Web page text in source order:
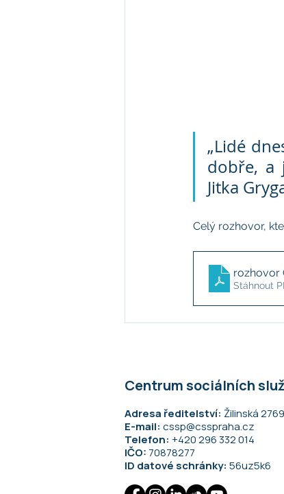
„Lidé
dobře, a
Jitka
Celý rozhovor,
rozhovor
Stáhnout
Centrum sociálních
Adresa ředitelství: Žilinská
E-mail: cssp@csspraha.cz
Telefon: +420 296 332 014
IČO: 70878277
ID datové schránky: 56uz5k6